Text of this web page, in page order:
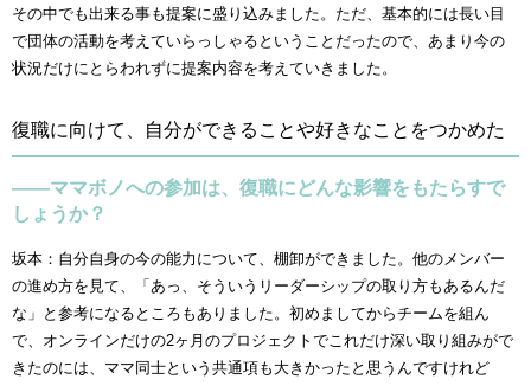
その中でも出来る事も提案に盛り込みました。ただ、基本的には長い目
で団体の活動を考えていらっしゃるということだったので、あまり今の
状況だけにとらわれずに提案内容を考えていきました。
復職に向けて、自分ができることや好きなことをつかめた
――ママボノへの参加は、復職にどんな影響をもたらすで
しょうか？
坂本：自分自身の今の能力について、棚卸ができました。他のメンバー
の進め方を見て、「あっ、そういうリーダーシップの取り方もあるんだ
な」と参考になるところもありました。初めましてからチームを組ん
で、オンラインだけの2ヶ月のプロジェクトでこれだけ深い取り組みがで
きたのには、ママ同士という共通項も大きかったと思うんですけれど